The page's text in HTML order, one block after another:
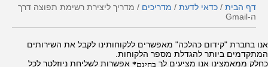
דף הבית / כדאי לדעת / מדריכים / מדריך ליצירת רשימת תפוצה דרך
ה-Gmail
אנו בחברת "קידום כהלכה" מאפשרים ללקוחותינו לקבל את השירותים
המתקדמים ביותר להגדלת מספר הלקוחות.
כחלק ממאמצינו אנו מציעים לך בחינם* אפשרות לשליחת ניוזלטר לכל